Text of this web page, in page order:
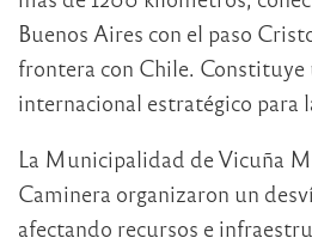
Buenos Aires con el paso
frontera con Chile.
internacional estratégico para
La Municipalidad de Vicuña
Caminera organizaron un
afectando recursos e